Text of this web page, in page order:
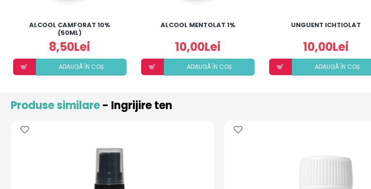
ALCOOL CAMFORAT 10%
(50ML)
8,50Lei
ADAUGÃ ÎN COȘ
ALCOOL MENTOLAT 1%
10,00Lei
ADAUGÃ ÎN COȘ
UNGUENT ICHTIOLAT
10,00Lei
ADAUGÃ ÎN COȘ
Produse similare- Ingrijire ten